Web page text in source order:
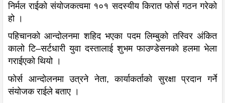
निर्मल राईको संयोजकत्वमा १०१ सदस्यीय किरात फोर्स गठन गरेको
हो ।
पहिचानको आन्दोलनमा शहिद भएका पदम लिम्बुको तस्विर अंकित
कालो टि–सर्टधारी युवा दस्तालाई शुभम फाउण्डेसनको हलमा भेला
गराईएको थियो ।
फोर्स आन्दोलनमा उत्रने नेता, कार्याकर्ताको सुरक्षा प्रदान गर्ने
संयोजक राईले बताए ।